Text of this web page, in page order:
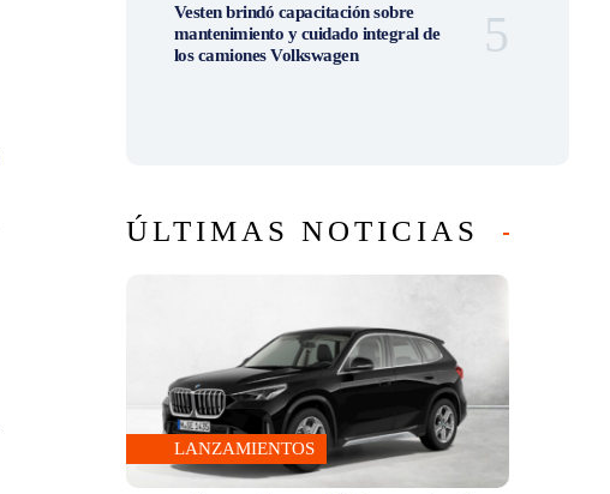
Vesten brindó capacitación sobre
mantenimiento y cuidado integral de
los camiones Volkswagen
ÚLTIMAS NOTICIAS
LANZAMIENTOS